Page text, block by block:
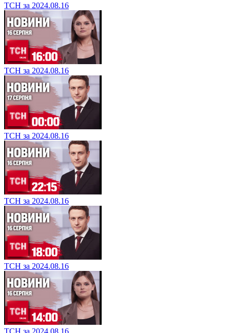
ТСН за 2024.08.16
ТСН за 2024.08.16
ТСН за 2024.08.16
ТСН за 2024.08.16
ТСН за 2024.08.16
ТСН за 2024.08.16